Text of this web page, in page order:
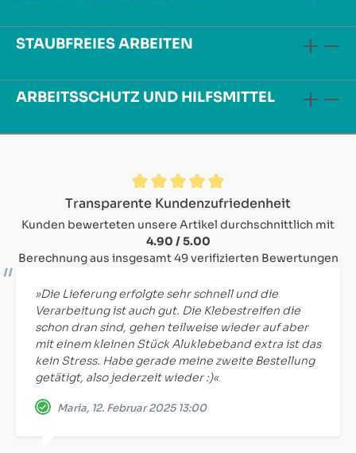
STAUBFREIES ARBEITEN
ARBEITSSCHUTZ UND HILFSMITTEL
Durchschnittliche Bewertung von 4.9 von 5 Sternen
Transparente Kundenzufriedenheit
Kunden bewerteten unsere Artikel durchschnittlich mit
4.90 / 5.00
Berechnung aus insgesamt 49 verifizierten Bewertungen
»Die Lieferung erfolgte sehr schnell und die
Verarbeitung ist auch gut. Die Klebestreifen die
schon dran sind, gehen teilweise wieder auf aber
mit einem kleinen Stück Aluklebeband extra ist das
kein Stress. Habe gerade meine zweite Bestellung
getätigt, also jederzeit wieder :)«
Maria, 12. Februar 2025 13:00